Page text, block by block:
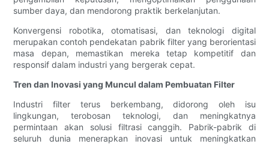
sumber daya, dan mendorong praktik berkelanjutan.
Konvergensi robotika, otomatisasi, dan teknologi digital
merupakan contoh pendekatan pabrik filter yang berorientasi
masa depan, memastikan mereka tetap kompetitif dan
responsif dalam industri yang bergerak cepat.
Tren dan Inovasi yang Muncul dalam Pembuatan Filter
Industri filter terus berkembang, didorong oleh isu
lingkungan, terobosan teknologi, dan meningkatnya
permintaan akan solusi filtrasi canggih. Pabrik-pabrik di
seluruh dunia menerapkan inovasi untuk meningkatkan